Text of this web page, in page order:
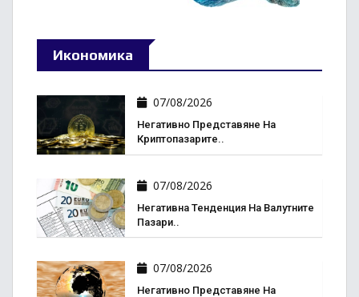
Икономика
07/08/2026
Негативно Представяне На
Криптопазарите..
07/08/2026
Негативна Тенденция На Валутните
Пазари..
07/08/2026
Негативно Представяне На